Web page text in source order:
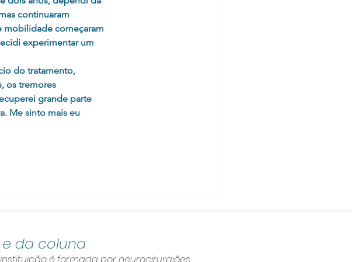
continuaram
mobilidade começaram
experimentar um
do tratamento,
os tremores
grande parte
Me sinto mais eu
da coluna